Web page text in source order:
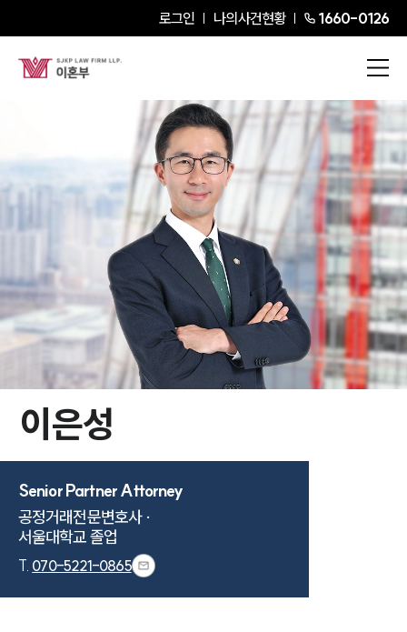
로그인 나의사건현황 1660-0126
이은성Senior Partner Attorney
이은성
Senior Partner Attorney
공정거래전문변호사 ·
서울대학교 졸업
T. 070-5221-0865